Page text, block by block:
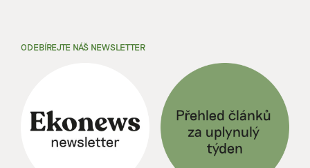
ODEBÍREJTE NÁŠ NEWSLETTER